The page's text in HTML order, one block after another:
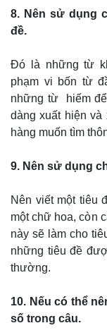
8. Nên sử dụng
đề.
Đó là những từ
phạm vi bốn từ
những từ hiếm
dàng xuất hiện
hàng muốn tìm
9. Nên sử dụng
Nên viết một tiêu
một chữ hoa, còn
này sẽ làm cho
những tiêu đề
thường.
10. Nếu có thể
số trong câu.